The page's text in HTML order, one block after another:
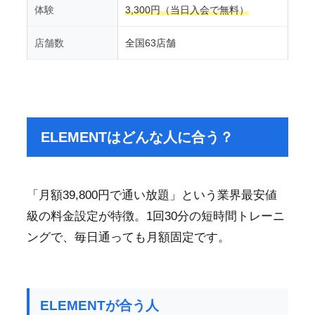
体験 3,300円（当日入会で無料）
店舗数 全国63店舗
ELEMENTはどんな人に合う？
「月額39,800円で通い放題」という業界最安値
級の料金設定が特徴。1回30分の短時間トレーニ
ングで、毎日通っても月額固定です。
ELEMENTが合う人